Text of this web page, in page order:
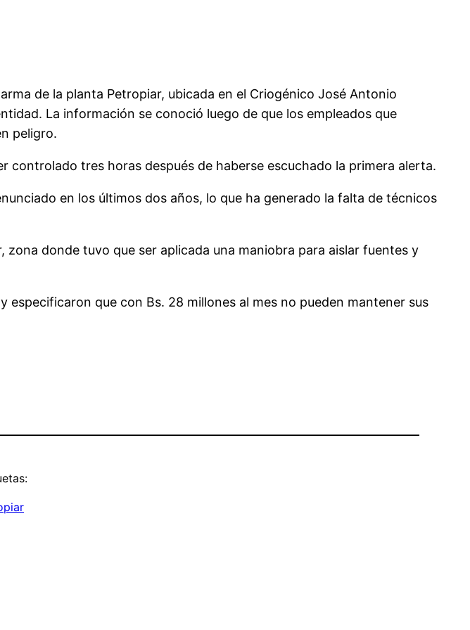
de la planta Petropiar, ubicada en el Criogénico José Antonio
La información se conoció luego de que los empleados que
peligro.
controlado tres horas después de haberse escuchado la primera alerta.
en los últimos dos años, lo que ha generado la falta de técnicos
donde tuvo que ser aplicada una maniobra para aislar fuentes y
que con Bs. 28 millones al mes no pueden mantener sus